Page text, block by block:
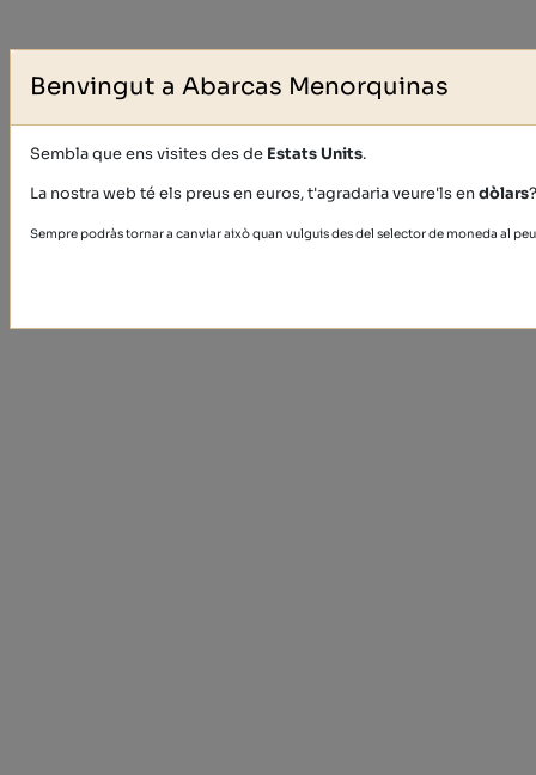
Benvingut a Abarcas Menorquinas
Sembla que ens visites des de Estats Units.
La nostra web té els preus en euros, t'agradaria veure'ls endòlars?
Sempre podràs tornar a canviar això quan vulguis des del selector de moneda al